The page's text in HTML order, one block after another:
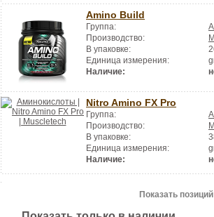
Amino Build
Группа:
Производство:
В упаковке:
Единица измерения:
Наличие:
Nitro Amino FX Pro
Группа:
Производство:
В упаковке:
Единица измерения:
Наличие:
Показать